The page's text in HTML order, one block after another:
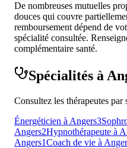
De nombreuses mutuelles
douces qui couvre
remboursement dépend de
spécialité consultée.
complémentaire santé.
Spécialités à
Consultez les thérapeutes par
Énergéticien à Angers3
Angers2Hypnothérapeute à
Angers1Coach de vie à